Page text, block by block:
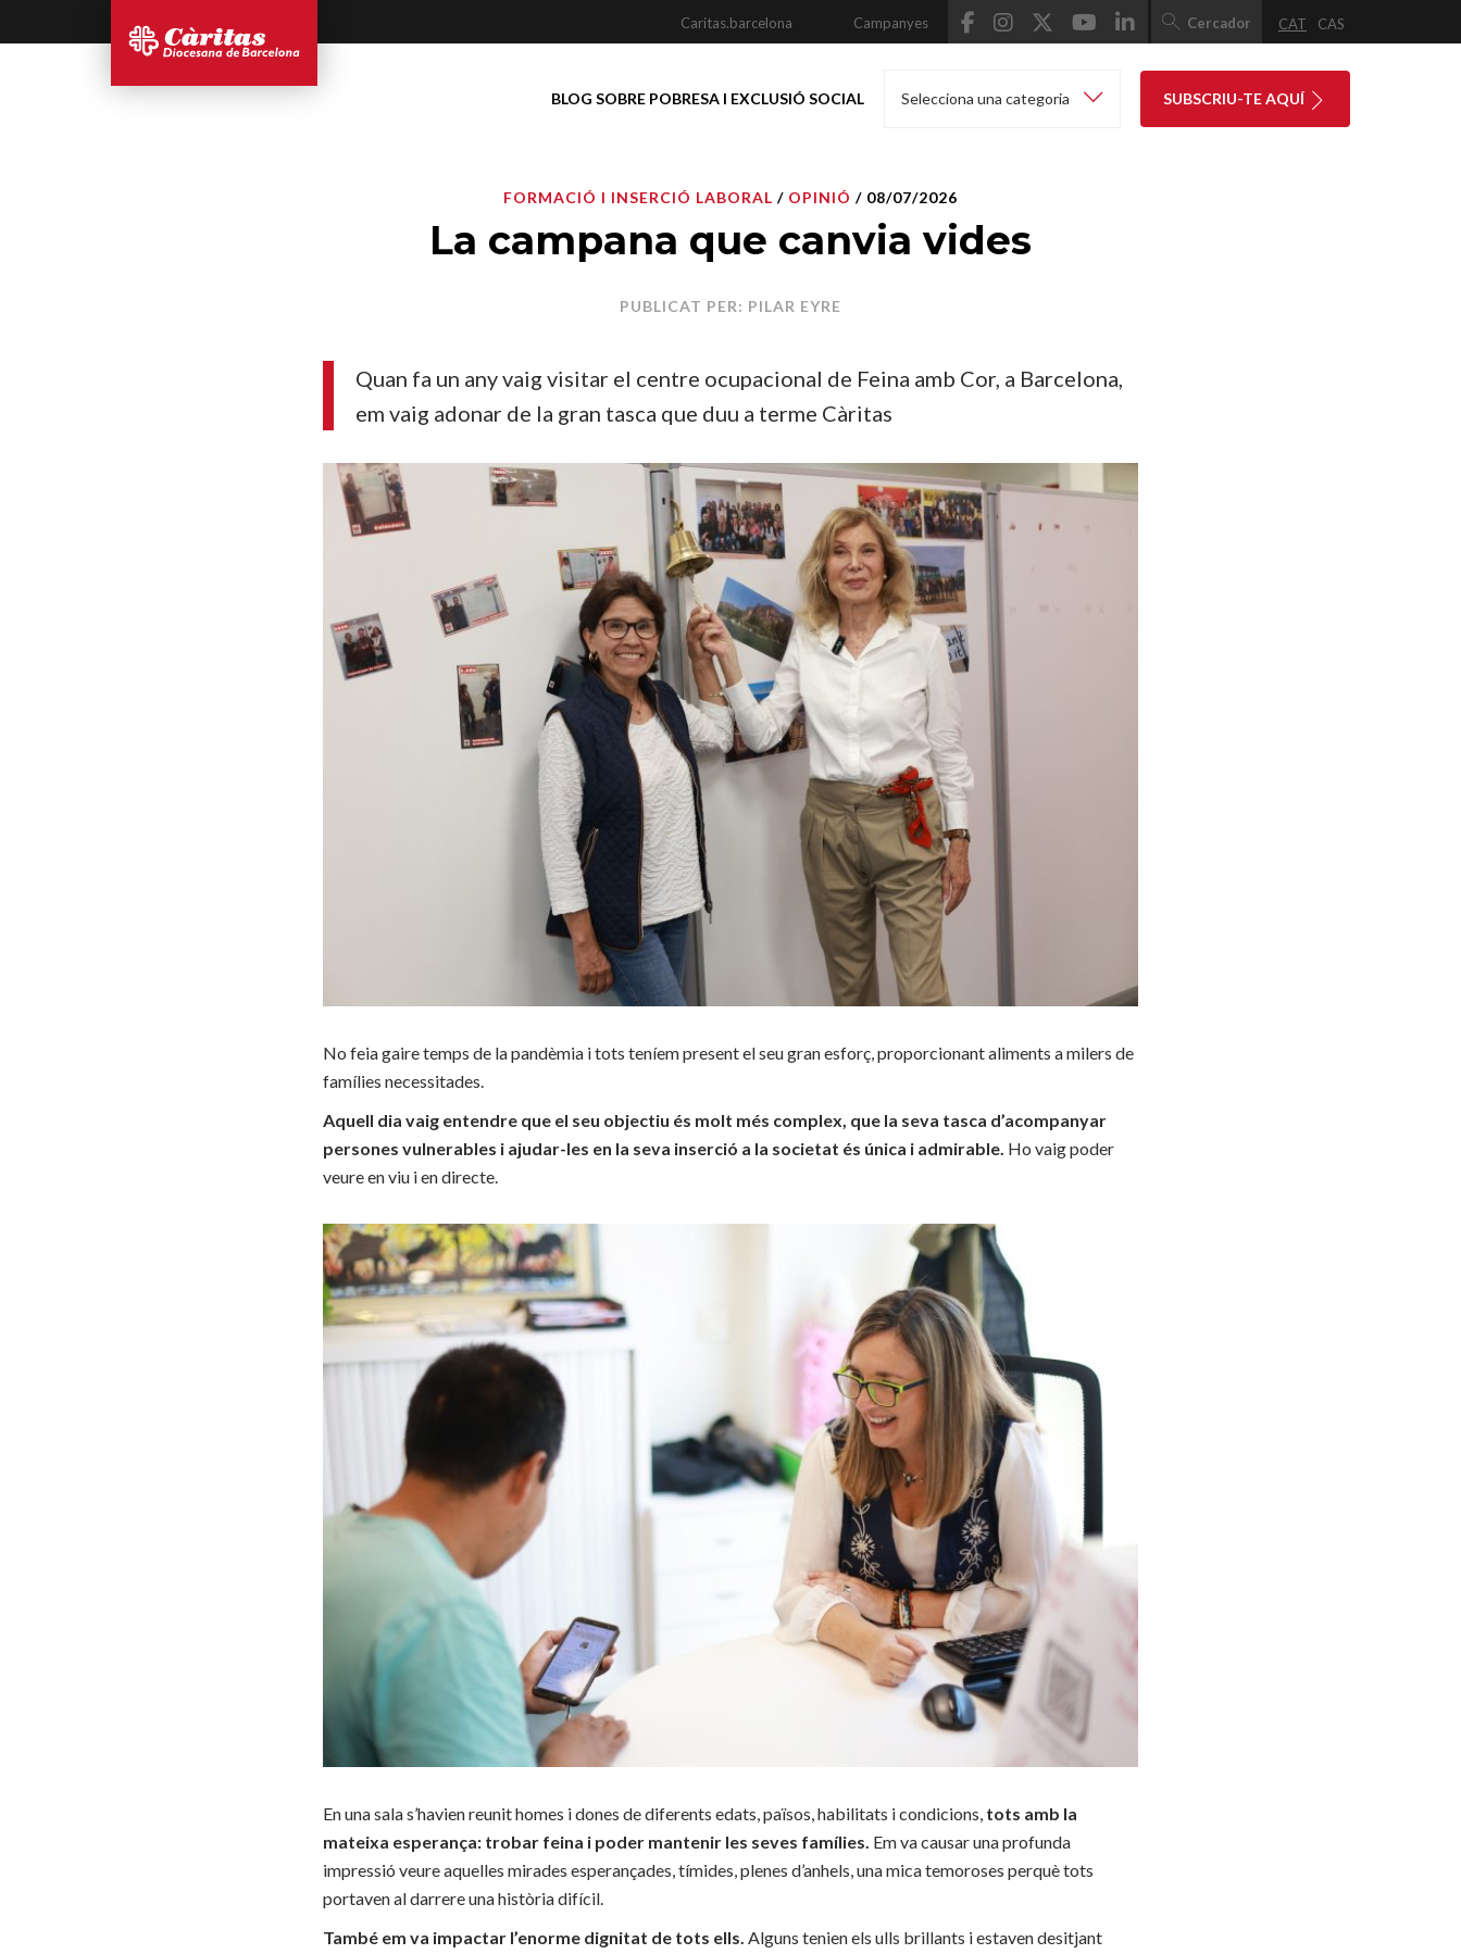
Caritas.barcelona Campanyes Cercador CAT CAS
BLOG SOBRE POBRESA I EXCLUSIÓ SOCIAL Selecciona una categoria SUBSCRIU-TE AQUÍ
FORMACIÓ I INSERCIÓ LABORAL / OPINIÓ / 08/07/2026
La campana que canvia vides
PUBLICAT PER: PILAR EYRE
Quan fa un any vaig visitar el centre ocupacional de Feina amb Cor, a Barcelona,
em vaig adonar de la gran tasca que duu a terme Càritas
No feia gaire temps de la pandèmia i tots teníem present el seu gran esforç, proporcionant aliments a milers de
famílies necessitades.
Aquell dia vaig entendre que el seu objectiu és molt més complex, que la seva tasca d’acompanyar
persones vulnerables i ajudar-les en la seva inserció a la societat és única i admirable. Ho vaig poder
veure en viu i en directe.
En una sala s’havien reunit homes i dones de diferents edats, països, habilitats i condicions, tots amb la
mateixa esperança: trobar feina i poder mantenir les seves famílies. Em va causar una profunda
impressió veure aquelles mirades esperançades, tímides, plenes d’anhels, una mica temoroses perquè tots
portaven al darrere una història difícil.
També em va impactar l’enorme dignitat de tots ells. Alguns tenien els ulls brillants i estaven desitjant